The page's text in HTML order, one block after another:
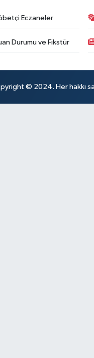
Eczaneler
Durumu ve Fikstür
© 2024. Her hakkı